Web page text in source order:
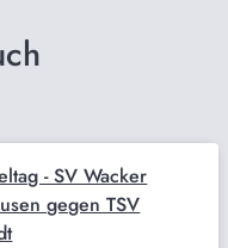
- SV Wacker
gegen TSV